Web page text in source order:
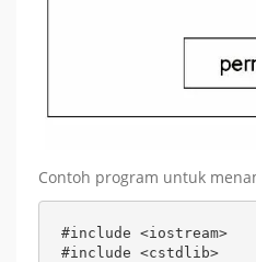
Contoh program untuk
#include <iostream>
#include <cstdlib>